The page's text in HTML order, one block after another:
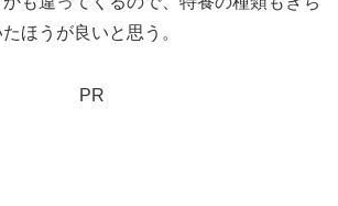
ほうが良いと思う。
PR